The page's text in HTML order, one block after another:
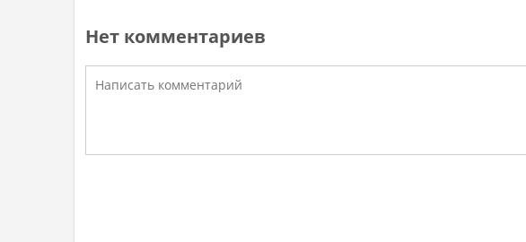
Нет комментариев